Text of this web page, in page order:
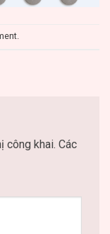
.
công khai. Các